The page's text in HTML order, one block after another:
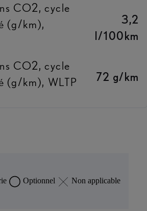
CO2, cycle
(g/km),
3,2
l/100km
CO2, cycle
(g/km), WLTP
72 g/km
Optionnel Non applicable